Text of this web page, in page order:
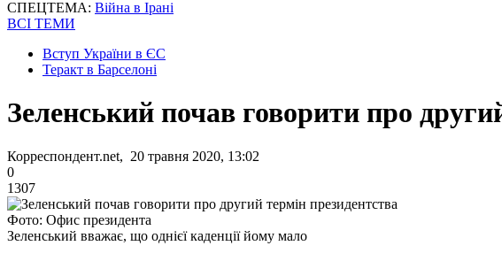
СПЕЦТЕМА: Війна в Ірані
ВСІ ТЕМИ
Вступ України в ЄС
Теракт в Барселоні
Зеленський почав говорити про
Корреспондент.net, 20 травня 2020, 13:02
0
1307
Фото: Офис президента
Зеленський вважає, що однієї каденції йому мало